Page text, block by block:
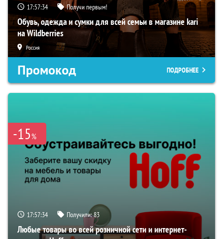
17:57:33 Получи первым!
Обувь, одежда и сумки для всей семьи в магазине kari
на Wildberries
Россия
Промокод ПОДРОБНЕЕ
-15%
17:57:33 Получили:83
Любые товары во всей розничной сети и интернет-